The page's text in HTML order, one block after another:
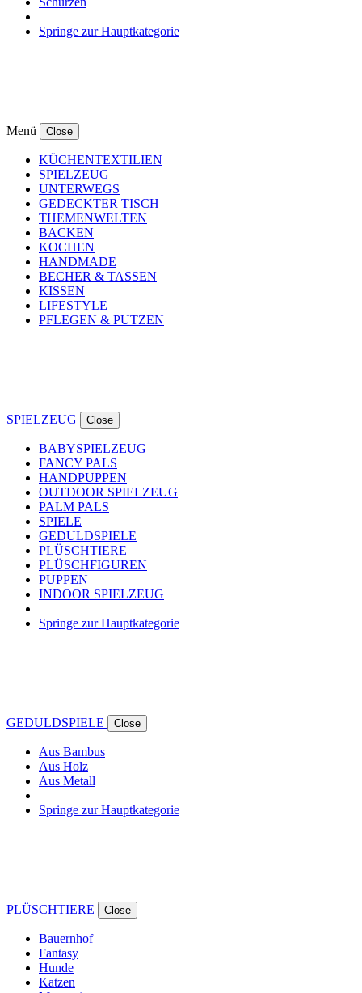
Springe zur Hauptkategorie
Menü Close
KÜCHENTEXTILIEN
SPIELZEUG
UNTERWEGS
GEDECKTER TISCH
THEMENWELTEN
BACKEN
KOCHEN
HANDMADE
BECHER & TASSEN
KISSEN
LIFESTYLE
PFLEGEN & PUTZEN
SPIELZEUG Close
BABYSPIELZEUG
FANCY PALS
HANDPUPPEN
OUTDOOR SPIELZEUG
PALM PALS
SPIELE
GEDULDSPIELE
PLÜSCHTIERE
PLÜSCHFIGUREN
PUPPEN
INDOOR SPIELZEUG
Springe zur Hauptkategorie
GEDULDSPIELE Close
Aus Bambus
Aus Holz
Aus Metall
Springe zur Hauptkategorie
PLÜSCHTIERE Close
Bauernhof
Fantasy
Hunde
Katzen